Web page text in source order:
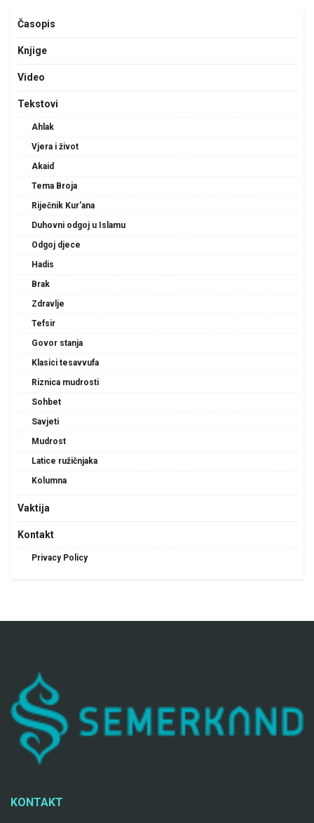
Časopis
Knjige
Video
Tekstovi
Ahlak
Vjera i život
Akaid
Tema Broja
Riječnik Kur'ana
Duhovni odgoj u Islamu
Odgoj djece
Hadis
Brak
Zdravlje
Tefsir
Govor stanja
Klasici tesavvufa
Riznica mudrosti
Sohbet
Savjeti
Mudrost
Latice ružičnjaka
Kolumna
Vaktija
Kontakt
Privacy Policy
KONTAKT